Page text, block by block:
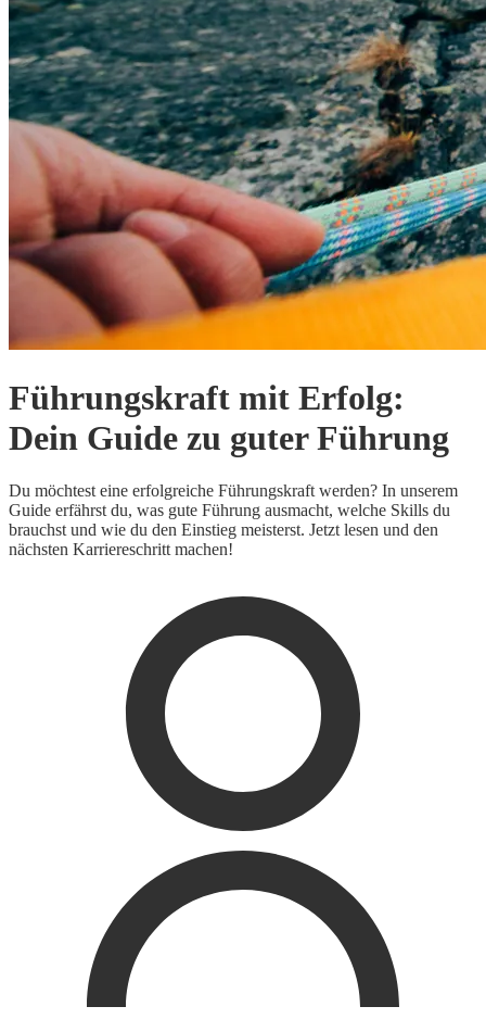
Führungskraft mit Erfolg:
Dein Guide zu guter Führung
Du möchtest eine erfolgreiche Führungskraft werden? In unserem
Guide erfährst du, was gute Führung ausmacht, welche Skills du
brauchst und wie du den Einstieg meisterst. Jetzt lesen und den
nächsten Karriereschritt machen!